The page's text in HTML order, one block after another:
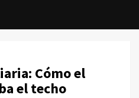
Cómo el
el techo